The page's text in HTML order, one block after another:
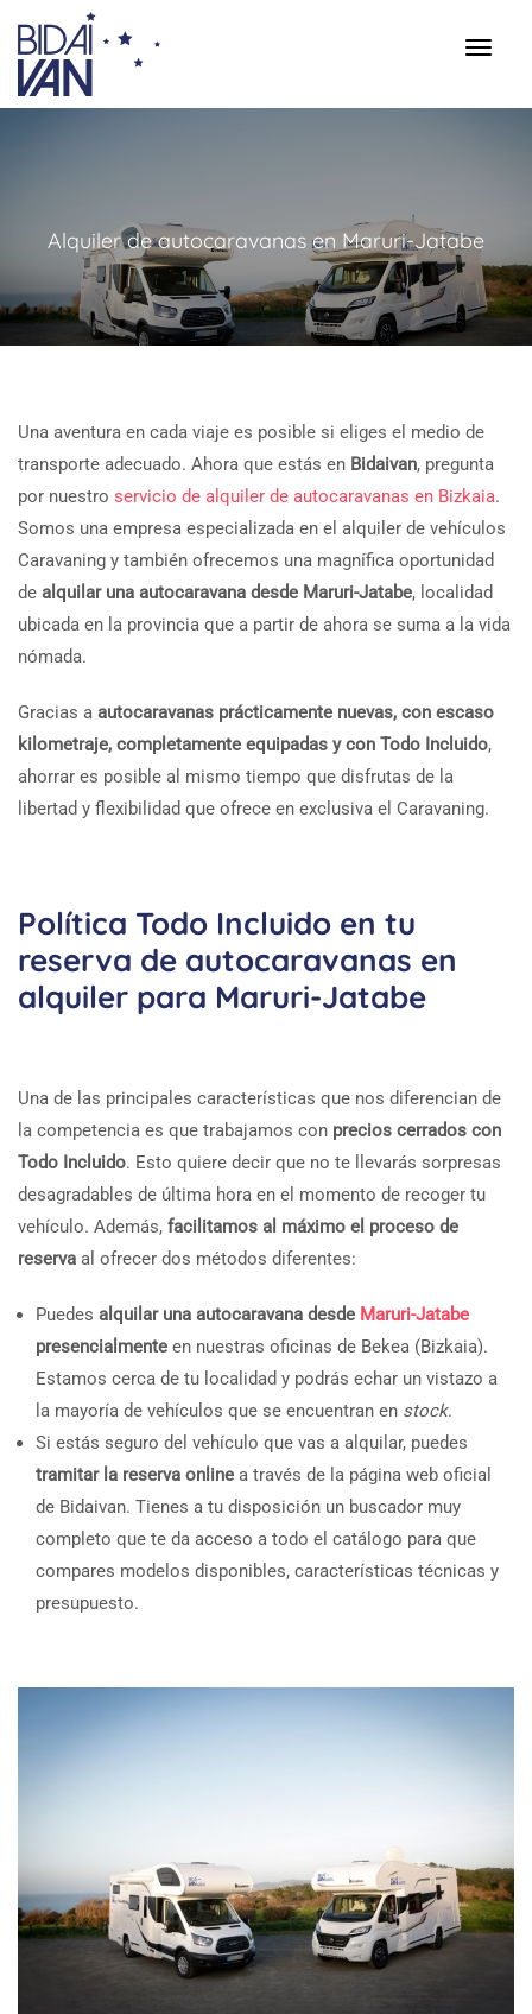
Alquiler de autocaravanas en Maruri-Jatabe
Una aventura en cada viaje es posible si eliges el medio de
transporte adecuado. Ahora que estás en Bidaivan, pregunta
por nuestro servicio de alquiler de autocaravanas en Bizkaia.
Somos una empresa especializada en el alquiler de vehículos
Caravaning y también ofrecemos una magnífica oportunidad
de alquilar una autocaravana desde Maruri-Jatabe, localidad
ubicada en la provincia que a partir de ahora se suma a la vida
nómada.
Gracias a autocaravanas prácticamente nuevas, con escaso
kilometraje, completamente equipadas y con Todo Incluido,
ahorrar es posible al mismo tiempo que disfrutas de la
libertad y flexibilidad que ofrece en exclusiva el Caravaning.
Política Todo Incluido en tu
reserva de autocaravanas en
alquiler para Maruri-Jatabe
Una de las principales características que nos diferencian de
la competencia es que trabajamos con precios cerrados con
Todo Incluido. Esto quiere decir que no te llevarás sorpresas
desagradables de última hora en el momento de recoger tu
vehículo. Además, facilitamos al máximo el proceso de
reserva al ofrecer dos métodos diferentes:
Puedes alquilar una autocaravana desde Maruri-Jatabe
presencialmente en nuestras oficinas de Bekea (Bizkaia).
Estamos cerca de tu localidad y podrás echar un vistazo a
la mayoría de vehículos que se encuentran en stock.
Si estás seguro del vehículo que vas a alquilar, puedes
tramitar la reserva online a través de la página web oficial
de Bidaivan. Tienes a tu disposición un buscador muy
completo que te da acceso a todo el catálogo para que
compares modelos disponibles, características técnicas y
presupuesto.